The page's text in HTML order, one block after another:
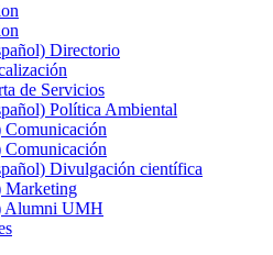
Directorio
de Servicios
Política Ambiental
Comunicación
Comunicación
Divulgación científica
Marketing
Alumni UMH